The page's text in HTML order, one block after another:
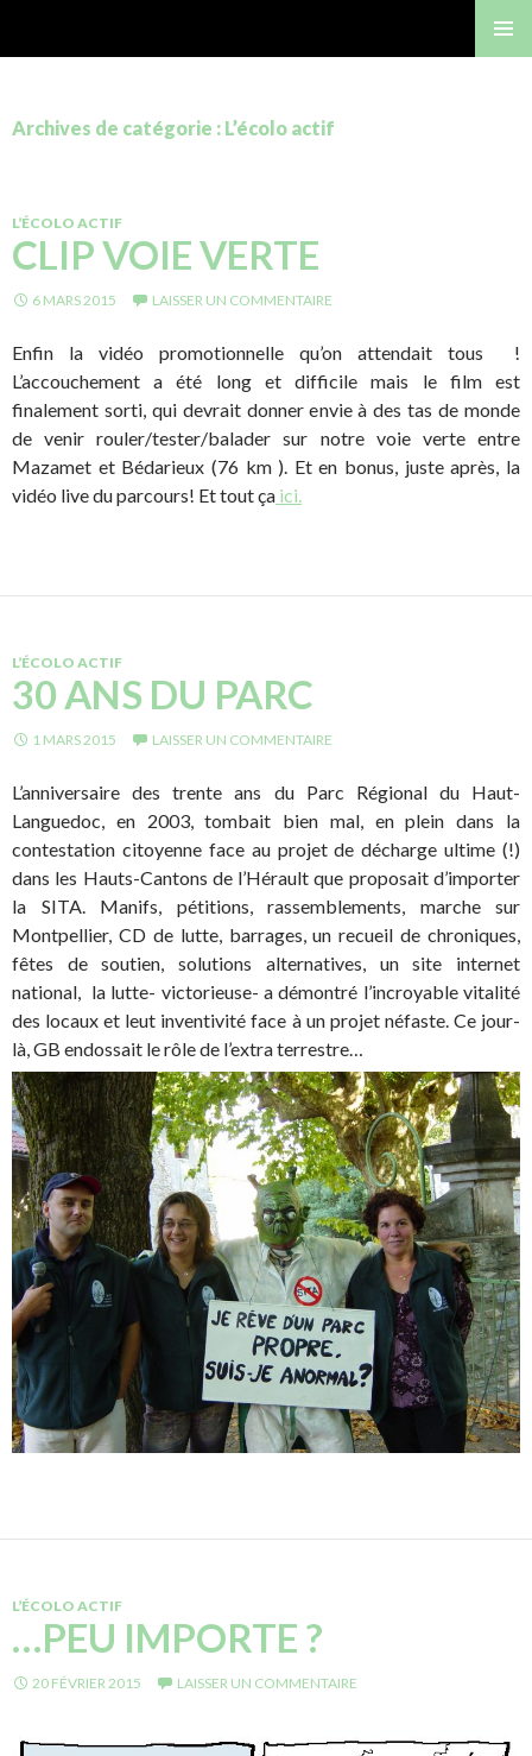
Archives de catégorie : L’écolo actif
L’ÉCOLO ACTIF
CLIP VOIE VERTE
6 MARS 2015 LAISSER UN COMMENTAIRE
Enfin la vidéo promotionnelle qu’on attendait tous !
L’accouchement a été long et difficile mais le film est
finalement sorti, qui devrait donner envie à des tas de monde
de venir rouler/tester/balader sur notre voie verte entre
Mazamet et Bédarieux (76 km ). Et en bonus, juste après, la
vidéo live du parcours! Et tout ça ici.
L’ÉCOLO ACTIF
30 ANS DU PARC
1 MARS 2015 LAISSER UN COMMENTAIRE
L’anniversaire des trente ans du Parc Régional du Haut-
Languedoc, en 2003, tombait bien mal, en plein dans la
contestation citoyenne face au projet de décharge ultime (!)
dans les Hauts-Cantons de l’Hérault que proposait d’importer
la SITA. Manifs, pétitions, rassemblements, marche sur
Montpellier, CD de lutte, barrages, un recueil de chroniques,
fêtes de soutien, solutions alternatives, un site internet
national, la lutte- victorieuse- a démontré l’incroyable vitalité
des locaux et leut inventivité face à un projet néfaste. Ce jour-
là, GB endossait le rôle de l’extra terrestre…
L’ÉCOLO ACTIF
…PEU IMPORTE ?
20 FÉVRIER 2015 LAISSER UN COMMENTAIRE